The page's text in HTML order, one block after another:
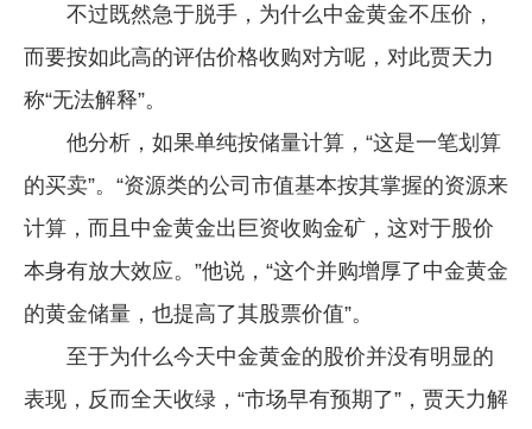
不过既然急于脱手，为什么中金黄金不压价，
而要按如此高的评估价格收购对方呢，对此贾天力
称“无法解释”。
他分析，如果单纯按储量计算，“这是一笔划算
的买卖”。“资源类的公司市值基本按其掌握的资源来
计算，而且中金黄金出巨资收购金矿，这对于股价
本身有放大效应。”他说，“这个并购增厚了中金黄金
的黄金储量，也提高了其股票价值”。
至于为什么今天中金黄金的股价并没有明显的
表现，反而全天收绿，“市场早有预期了”，贾天力解